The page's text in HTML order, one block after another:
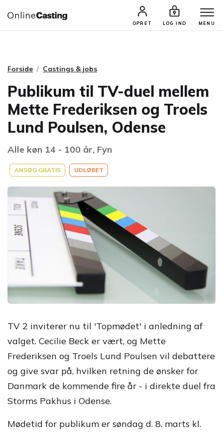
OPRET LOG IND MENU
CASTINGS & JOBS SØG PROFIL
Forside Castings & jobs
Publikum til TV-duel mellem
Mette Frederiksen og Troels
Lund Poulsen, Odense
Alle køn 14 - 100 år, Fyn
ANSØG GRATIS UDLØBET
TV 2 inviterer nu til 'Topmødet' i anledning af
valget. Cecilie Beck er vært, og Mette
Frederiksen og Troels Lund Poulsen vil debattere
og give svar på, hvilken retning de ønsker for
Danmark de kommende fire år - i direkte duel fra
Storms Pakhus i Odense.
Mødetid for publikum er søndag d. 8. marts kl.